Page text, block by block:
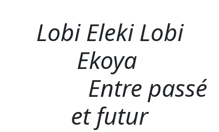
Lobi Eleki Lobi
Ekoya
Entre passé
et futur